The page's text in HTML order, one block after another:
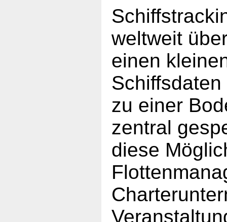
weltweit
einen
zu einer
zentral
diese